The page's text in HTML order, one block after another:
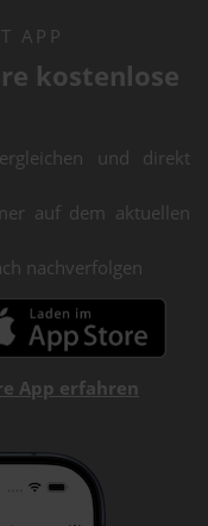
APP
kostenlose
und direkt
auf dem aktuellen
nachverfolgen
App erfahren